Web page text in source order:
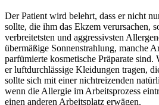
Der Patient wird belehrt, dass er nicht
sollte, die ihm das Ekzem verursachen,
verbreitetsten und aggressivsten
übermäßige Sonnenstrahlung, manche
parfümierte kosmetische Präparate sind.
er luftdurchlässige Kleidungen tragen,
sollte sich mit einer nichtreizenden
wenn die Allergie im Arbeitsprozess
einen anderen Arbeitsplatz erwägen.